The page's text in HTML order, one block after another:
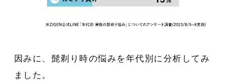
因みに、髭剃り時の悩みを年代別に分析してみ
ました。